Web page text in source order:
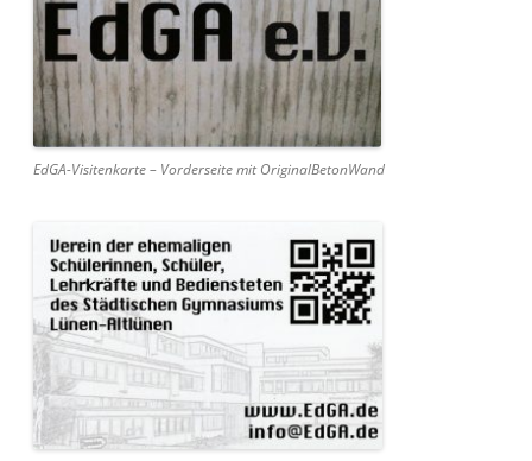
EdGA-Visitenkarte – Vorderseite mit OriginalBetonWand